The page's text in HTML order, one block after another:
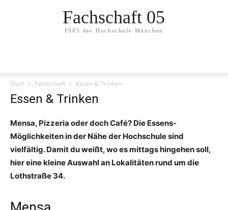
Fachschaft 05
FS05 der Hochschule München
Start Fachschaft Essen & Trinken
Essen & Trinken
Mensa, Pizzeria oder doch Café? Die Essens-
Möglichkeiten in der Nähe der Hochschule sind
vielfältig. Damit du weißt, wo es mittags hingehen soll,
hier eine kleine Auswahl an Lokalitäten rund um die
Lothstraße 34.